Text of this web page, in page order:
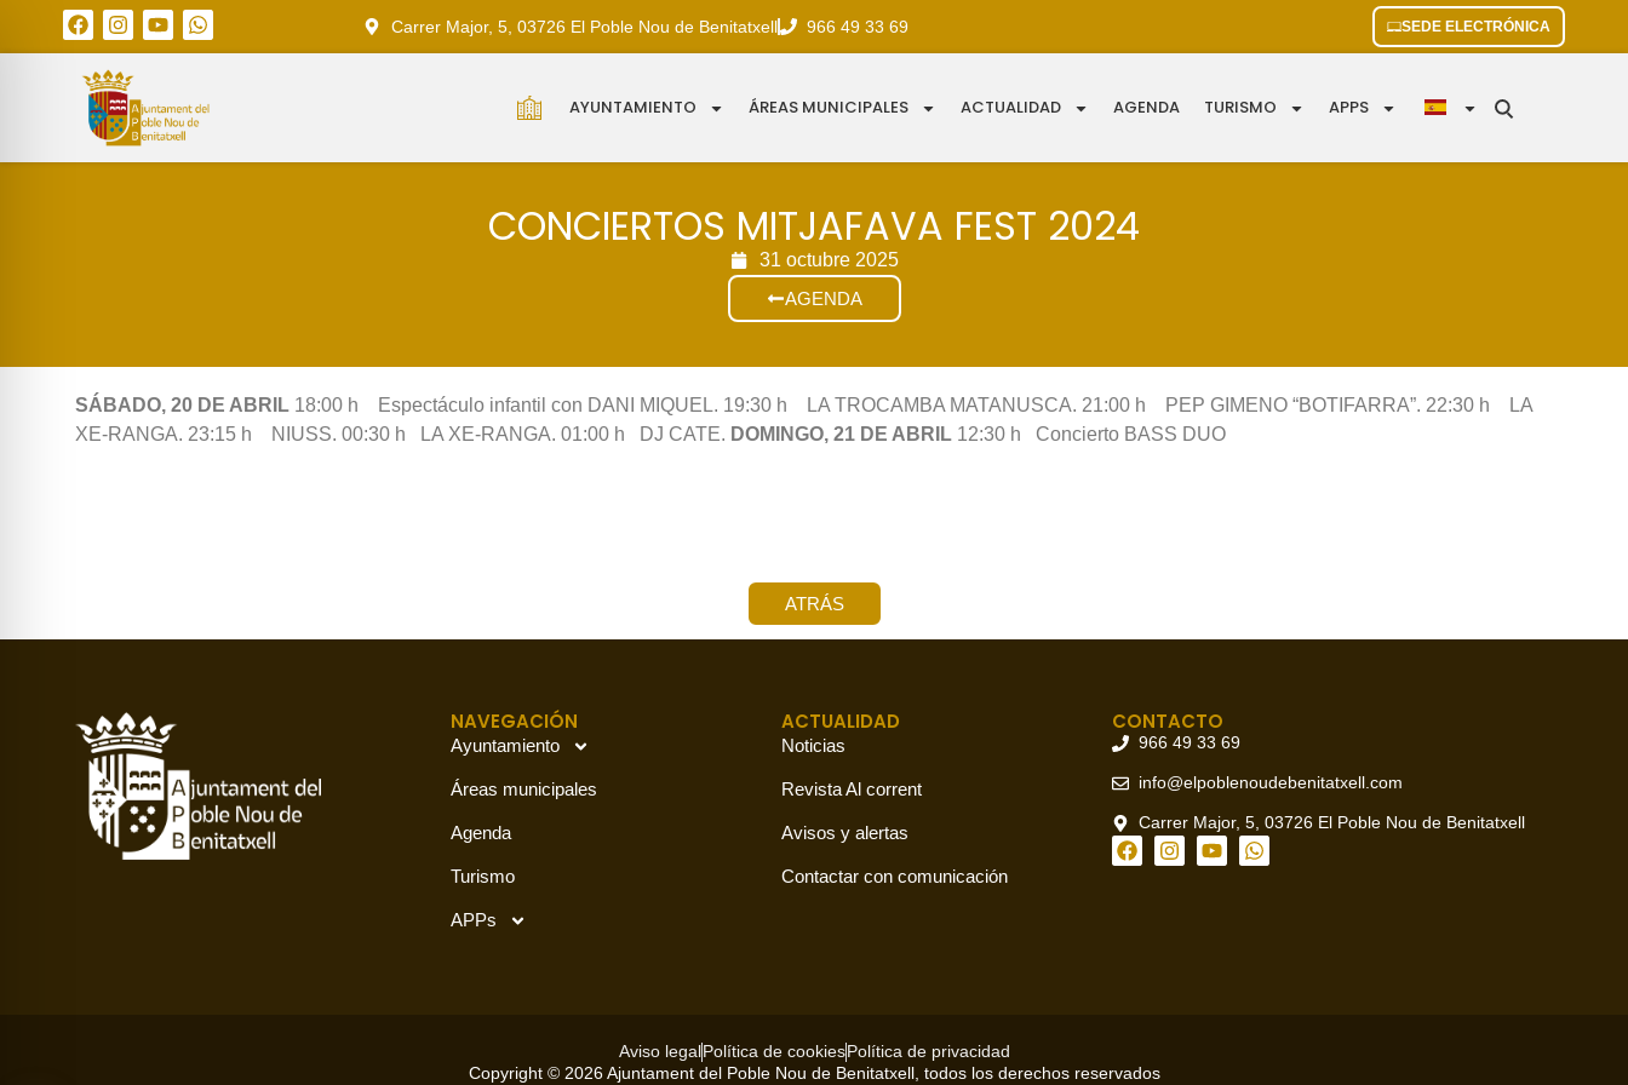
Carrer Major, 5, 03726 El Poble Nou de Benitatxell 966 49 33 69 SEDE ELECTRÓNICA
AYUNTAMIENTO ÁREAS MUNICIPALES ACTUALIDAD AGENDA TURISMO APPS
CONCIERTOS MITJAFAVA FEST 2024
31 octubre 2025
AGENDA
SÁBADO, 20 DE ABRIL 18:00 h Espectáculo infantil con DANI MIQUEL. 19:30 h LA TROCAMBA MATANUSCA. 21:00 h PEP GIMENO “BOTIFARRA”. 22:30 h LA
XE-RANGA. 23:15 h NIUSS. 00:30 h LA XE-RANGA. 01:00 h DJ CATE. DOMINGO, 21 DE ABRIL 12:30 h Concierto BASS DUO
ATRÁS
NAVEGACIÓN
Ayuntamiento
Áreas municipales
Agenda
Turismo
APPs
ACTUALIDAD
Noticias
Revista Al corrent
Avisos y alertas
Contactar con comunicación
CONTACTO
966 49 33 69
info@elpoblenoudebenitatxell.com
Carrer Major, 5, 03726 El Poble Nou de Benitatxell
Aviso legalPolítica de cookiesPolítica de privacidad
Copyright © 2026 Ajuntament del Poble Nou de Benitatxell, todos los derechos reservados